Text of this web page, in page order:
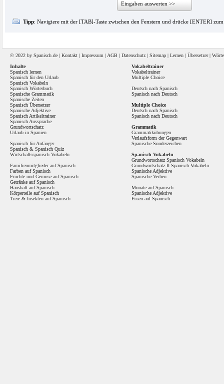
Eingaben auswerten >>
Tipp: Navigiere mit der [TAB]-Taste zwischen den Fenstern und drücke [ENTER] zum
© 2022 by Spanisch .de | Kontakt | Impressum | AGB | Datenschutz | Sitemap | Lernen | Übersetzer|
Inhalte
Spanisch lernen
Spanisch für den Urlaub
Spanisch Vokabeln
Spanisch Wörterbuch
Spanische Grammatik
Spanische Zeiten
Spanisch Übersetzer
Spanische Adjektive
Spanisch Artikeltrainer
Spanisch Aussprache
Grundwortschatz
Urlaub in Spanien
Spanisch für Anfänger
Spanisch & Spanisch Quiz
Wirtschaftsspanisch Vokabeln
Familienmitglieder auf Spanisch
Farben auf Spanisch
Früchte und Gemüse auf Spanisch
Getränke auf Spanisch
Haushalt auf Spanisch
Körperteile auf Spanisch
Tiere & Insekten auf Spanisch
Vokabeltrainer
Vokabeltrainer
Multiple Choice
Deutsch nach Spanisch
Spanisch nach Deutsch
Multiple Choice
Deutsch nach Spanisch
Spanisch nach Deutsch
Grammatik
Grammatikübungen
Verlaufsform der Gegenwart
Spanische Sonderzeichen
Spanisch Vokabeln
Grundwortschatz Spanisch Vokabeln
Grundwortschatz II Spanisch Vokabeln
Spanische Adjektive
Spanische Verben
Monate auf Spanisch
Spanische Adjektive
Essen auf Spanisch